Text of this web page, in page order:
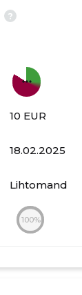
?
more_horiz
10 EUR
18.02.2025
Lihtomand
100%